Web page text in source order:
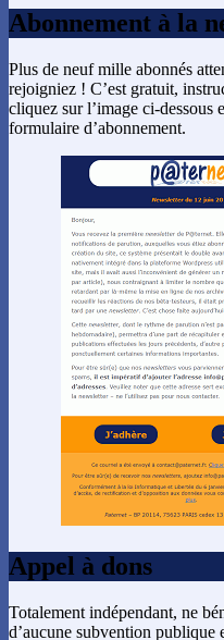
Abonnement à la
Plus de neuf mille abonnés
rejoigniez ! C’est gratuit,
cliquez sur l’image ci-dessous
formulaire d’abonnement.
Appel à dons
Totalement indépendant, ne
d’aucune subvention publique